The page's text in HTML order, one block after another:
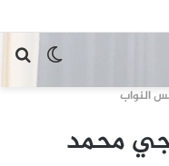
الوضع
المظلم
النواب
محمد